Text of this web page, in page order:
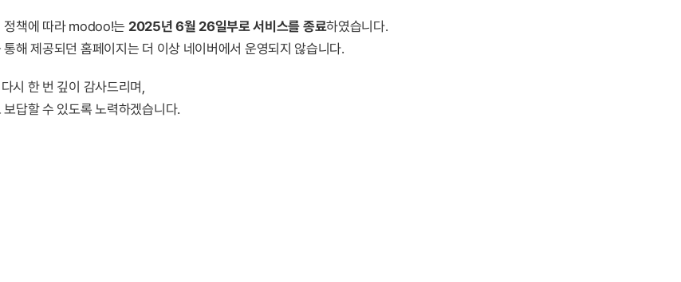
정책에 따라 modoo!는 2025년 6월 26일부로 서비스를 종료하였습니다.
해 제공되던 홈페이지는 더 이상 네이버에서 운영되지 않습니다.
시 한 번 깊이 감사드리며,
답할 수 있도록 노력하겠습니다.